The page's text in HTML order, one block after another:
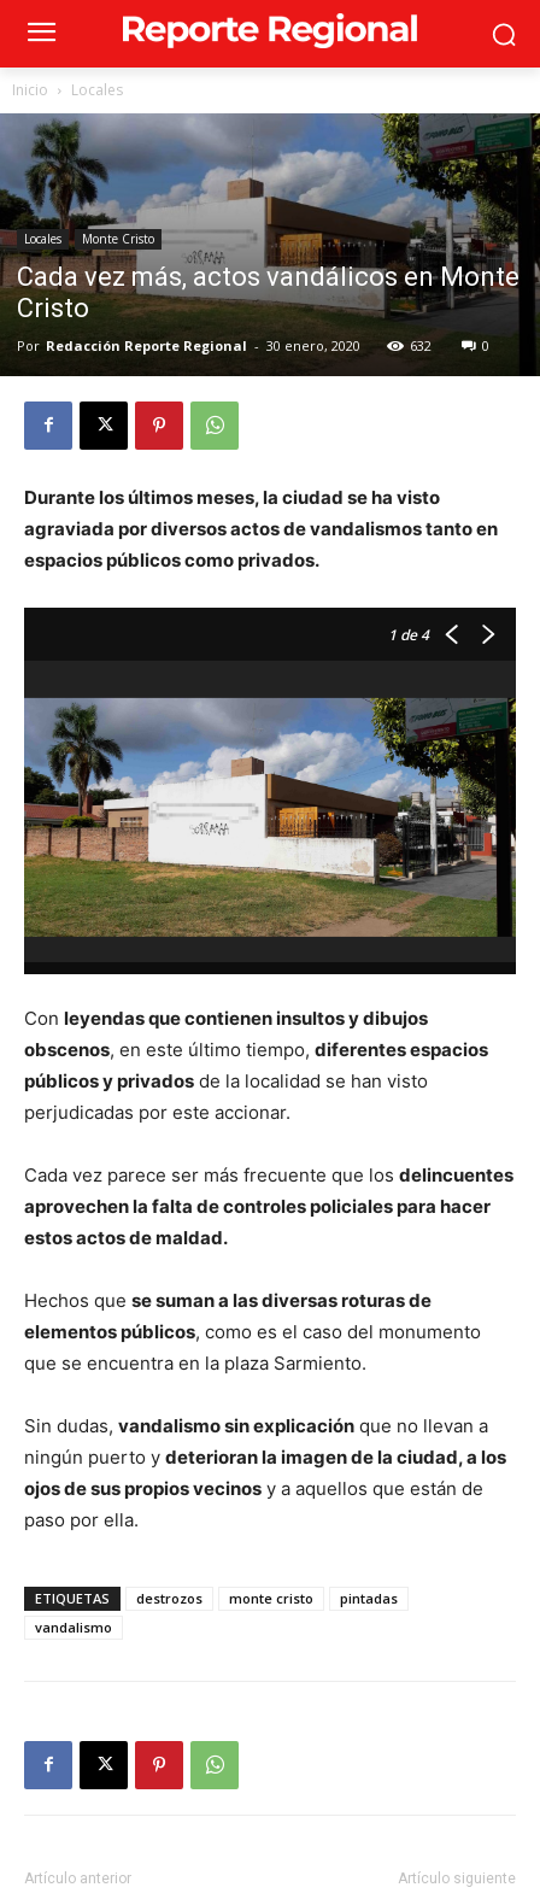
Inicio Locales
Locales Monte Cristo
Cada vez más, actos vandálicos en Monte
Cristo
Por Redacción Reporte Regional - 30 enero, 2020 632 0
Durante los últimos meses, la ciudad se ha visto
agraviada por diversos actos de vandalismos tanto en
espacios públicos como privados.
1 de 4
Con leyendas que contienen insultos y dibujos
obscenos, en este último tiempo, diferentes espacios
públicos y privados de la localidad se han visto
perjudicadas por este accionar.
Cada vez parece ser más frecuente que los delincuentes
aprovechen la falta de controles policiales para hacer
estos actos de maldad.
Hechos que se suman a las diversas roturas de
elementos públicos, como es el caso del monumento
que se encuentra en la plaza Sarmiento.
Sin dudas, vandalismo sin explicación que no llevan a
ningún puerto y deterioran la imagen de la ciudad, a los
ojos de sus propios vecinos y a aquellos que están de
paso por ella.
ETIQUETAS destrozos monte cristo
pintadas
vandalismo
Artículo anterior Artículo siguiente